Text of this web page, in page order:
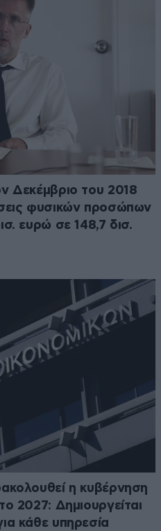
Δεκέμβριο του 2018
φυσικών προσώπων
ευρώ σε 148,7 δισ.
η κυβέρνηση
2027: Δημιουργείται
κάθε υπηρεσία